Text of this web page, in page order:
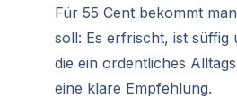
Für 55 Cent bekommt
soll: Es erfrischt, ist
die ein ordentliches
eine klare Empfehlung.